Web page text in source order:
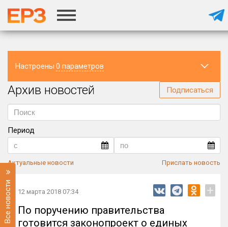
Настроены 0 параметров
Регион
Архив новостей Подписаться
Период
Актуальные новости Прислать новость
Все новости 12 марта 2018 07:34 +
По поручению правительства
готовится законопроект о единых